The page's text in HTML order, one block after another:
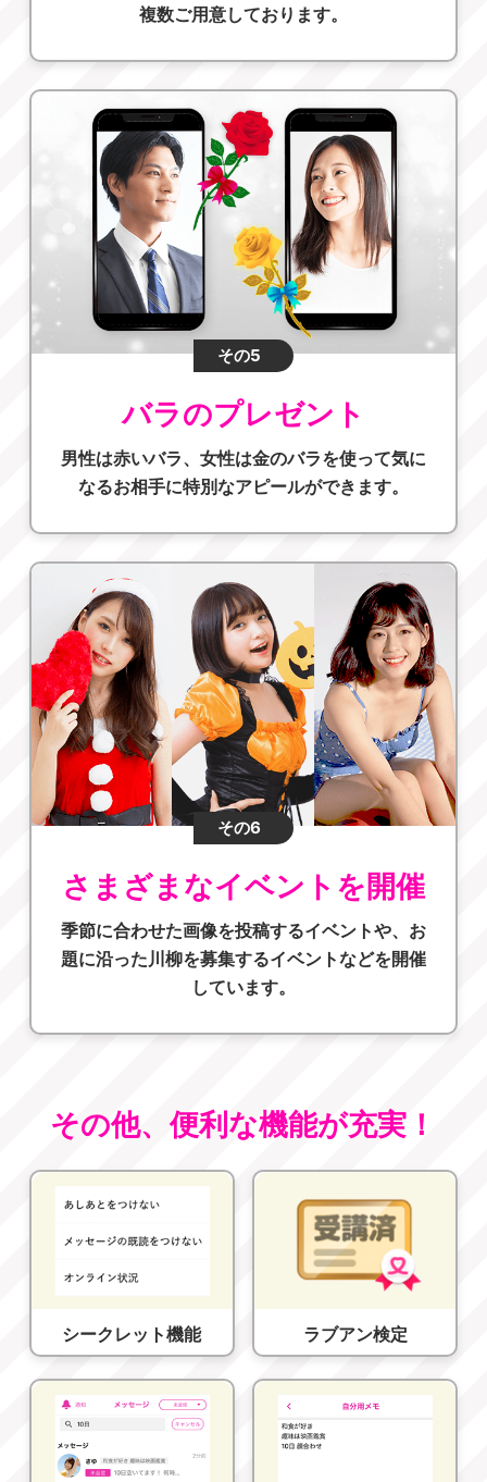
複数ご用意しております。
その5
バラのプレゼント
男性は赤いバラ、女性は金のバラを使って気に
なるお相手に特別なアピールができます。
その6
さまざまなイベントを開催
季節に合わせた画像を投稿するイベントや、お
題に沿った川柳を募集するイベントなどを開催
しています。
その他、便利な機能が充実！
シークレット機能 ラブアン検定